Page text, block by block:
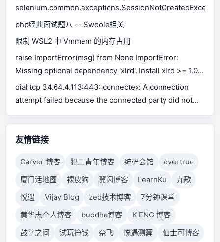
php经典面试题八 -- Swoole相关
限制 WSL2 中 Vmmem 的内存占用
raise ImportError(msg) from None ImportError:
Missing optional dependency 'xlrd'. Install xlrd >= 1.0.0
for Excel support Use pip or conda to install xlrd.
dial tcp 34.64.4.113:443: connectex: A connection
attempt failed because the connected party did not
connection failed because connected host has failed
to respond.
友情链接
Carver 博客 犯二青年博客 编码会馆
overtrue
厦门活地图
裸皮狗 翼闪博客 LearnKu
九歌
悦遇
Vijay Blog zed技术博客
7分钟课堂
黄华志个人博客
buddha博客
KIENG 博客
鼓掌之间
试玩挣钱 奈飞 悦遇测算 仙士可博客